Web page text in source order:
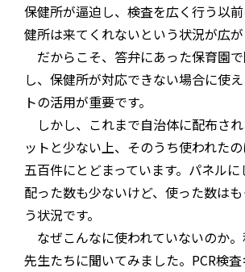
保健所が逼迫し、検査を広く行う以
健所は来てくれないという状況が広が
だからこそ、答弁にあった保育園
し、保健所が対応できない場合に使
トの活用が重要です。
しかし、これまで自治体に配布さ
ットと少ない上、そのうち使われた
五百件にとどまっています。パネルに
配った数も少ないけど、使った数は
う状況です。
なぜこんなに使われていないのか
先生たちに聞いてみました。PCR検